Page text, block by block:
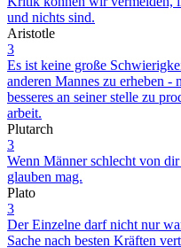
und nichts sind.
Aristotle
3
Es ist keine große
anderen Mannes zu erheben -
besseres an seiner stelle zu
arbeit.
Plutarch
3
Wenn Männer schlecht von
glauben mag.
Plato
3
Der Einzelne darf nicht nur
Sache nach besten Kräften